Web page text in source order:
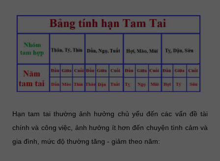
Hạn tam tai thường ảnh hưởng chủ yếu đến các vấn đề tài
chính và công việc, ảnh hưởng ít hơn đến chuyện tình cảm và
gia đình, mức độ thường tăng - giảm theo năm: